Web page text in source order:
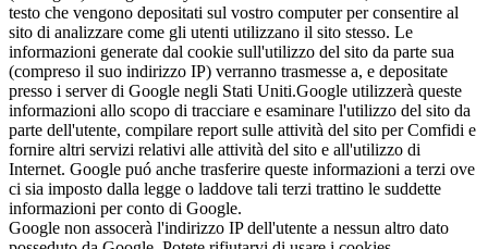
testo che vengono depositati sul vostro computer per consentire al
sito di analizzare come gli utenti utilizzano il sito stesso. Le
informazioni generate dal cookie sull'utilizzo del sito da parte sua
(compreso il suo indirizzo IP) verranno trasmesse a, e depositate
presso i server di Google negli Stati Uniti.Google utilizzerà queste
informazioni allo scopo di tracciare e esaminare l'utilizzo del sito da
parte dell'utente, compilare report sulle attività del sito per Comfidi e
fornire altri servizi relativi alle attività del sito e all'utilizzo di
Internet. Google puó anche trasferire queste informazioni a terzi ove
ci sia imposto dalla legge o laddove tali terzi trattino le suddette
informazioni per conto di Google.
Google non assocerà l'indirizzo IP dell'utente a nessun altro dato